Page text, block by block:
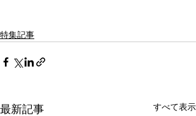
特集記事
最新記事 すべて表示